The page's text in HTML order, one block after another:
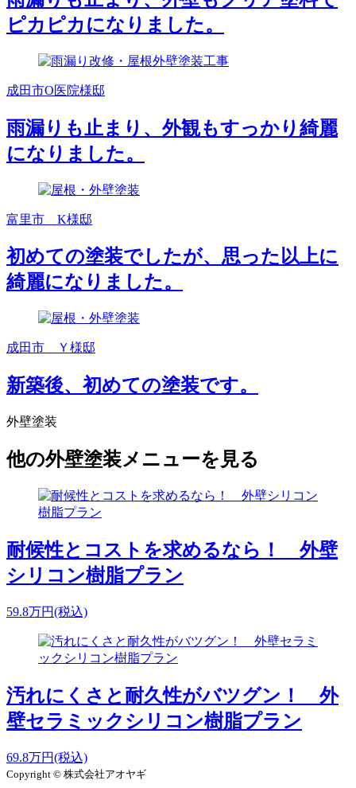
ピカピカになりました。
成田市O医院様邸
雨漏りも止まり、外観もすっかり綺麗
になりました。
富里市 K様邸
初めての塗装でしたが、思った以上に
綺麗になりました。
成田市 Ｙ様邸
新築後、初めての塗装です。
外壁塗装
他の外壁塗装メニューを見る
耐候性とコストを求めるなら！ 外壁
シリコン樹脂プラン
59.8万円(税込)
汚れにくさと耐久性がバツグン！ 外
壁セラミックシリコン樹脂プラン
69.8万円(税込)
Copyright © 株式会社アオヤギ